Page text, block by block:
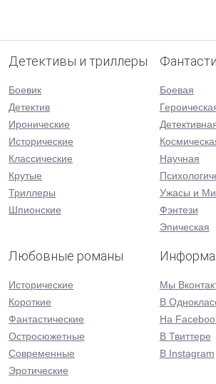
Детективы и триллеры
Боевик
Детектив
Иронические
Исторические
Классические
Крутые
Триллеры
Шпионские
Боевая
Научная
Ужасы и
Фэнтези
Эпическая
Любовные романы
Исторические
Короткие
Фантастические
Остросюжетные
Современные
Эротические
Мы
В
На
В Твиттере
В Instagram